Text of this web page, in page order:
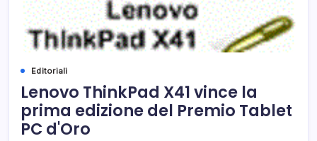
Editoriali
Lenovo ThinkPad X41 vince la
prima edizione del Premio Tablet
PC d'Oro